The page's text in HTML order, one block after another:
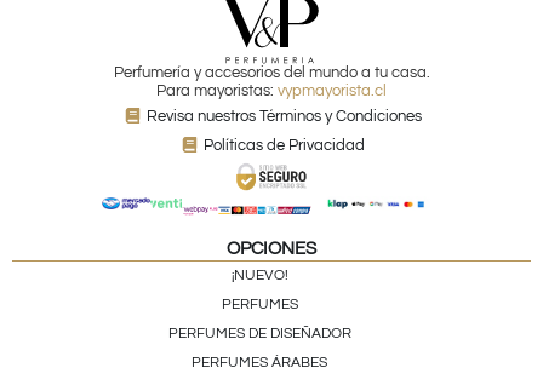
Perfumería y accesorios del mundo a tu casa.
Para mayoristas: vypmayorista.cl
Revisa nuestros Términos y Condiciones
Políticas de Privacidad
OPCIONES
¡NUEVO!
PERFUMES
PERFUMES DE DISEÑADOR
PERFUMES ÁRABES